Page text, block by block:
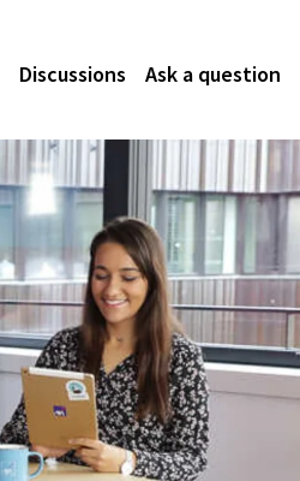
Discussions Ask a question